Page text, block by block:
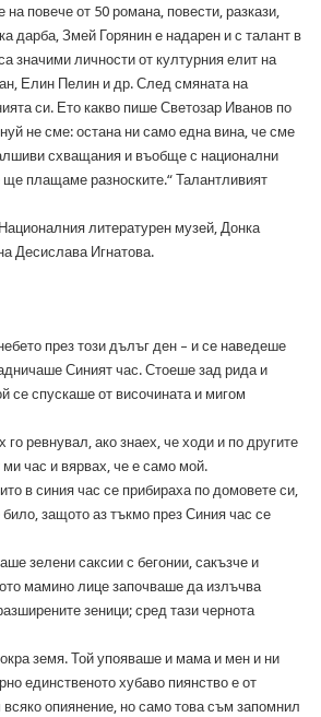
повече от 50 романа, повести, разкази,
дарба, Змей Горянин е надарен и с талант в
значими личности от културния елит на
Елин Пелин и др. След смяната на
си. Ето какво пише Светозар Иванов по
не сме: остана ни само една вина, че сме
схващания и въобще с национални
ще плащаме разноските.“ Талантливият
литературен музей, Донка
Десислава Игнатова.
през този дълъг ден – и се наведеше
Синият час. Стоеше зад рида и
се спускаше от височината и мигом
ревнувал, ако знаех, че ходи и по другите
час и вярвах, че е само мой.
в синия час се прибираха по домовете си,
защото аз тъкмо през Синия час се
зелени саксии с бегонии, сакъзче и
мамино лице започваше да излъчва
зеници; сред тази чернота
земя. Той упояваше и мама и мен и ни
единственото хубаво пиянство е от
опиянение, но само това съм запомнил